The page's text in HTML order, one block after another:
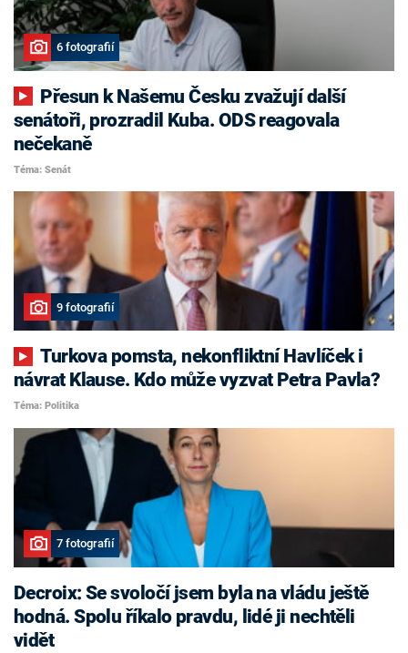
6 fotografií
senátoři, prozradil Kuba. ODS reagovala
nečekaně
Téma: Senát
9 fotografií
Turkova pomsta, nekonfliktní Havlíček i
návrat Klause. Kdo může vyzvat Petra Pavla?
Téma: Politika
7 fotografií
Decroix: Se svoločí jsem byla na vládu ještě
hodná. Spolu říkalo pravdu, lidé ji nechtěli
vidět